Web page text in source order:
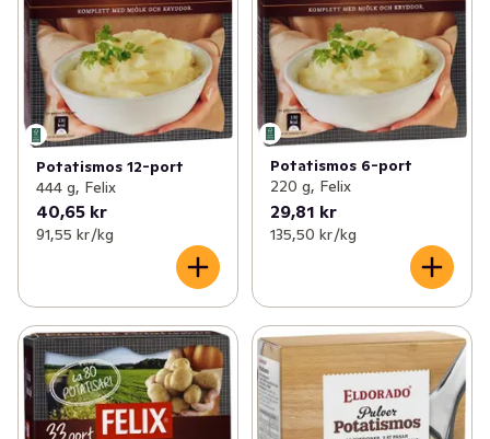
✓ Pannkakor & plättar (14)
✓ Grytbas & kryddmix (27)
✓ Mellanmål
✓ Potatisbullar (3)
✓ Potatisgratäng (5)
✓ Potatismospulver (4)
✓ Rösti (1)
✓ Palt & kroppkaka
Janssons frestelse (1)
✓ Rotmos (1)
Potatismos 12-port
444 g, Felix
40,65 kr
91,55 kr /kg
Potatismos 6-port
220 g, Felix
29,81 kr
135,50 kr /kg